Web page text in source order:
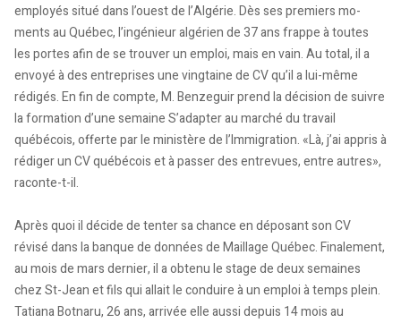
employés situé dans l’ouest de l’Algérie. Dès ses premiers mo­­­
ments au Québec, l’ingénieur algérien de 37 ans frap­pe à toutes
les portes afin de se trouver un emploi, mais en vain. Au total, il a
envoyé à des entreprises une vingtaine de CV qu’il a lui-même
rédigés. En fin de compte, M. Benzeguir prend la décision de suivre
la formation d’une semaine S’adapter au marché du travail
québécois, offerte par le ministère de l’Immigration. «Là, j’ai appris à
rédiger un CV québécois et à passer des entrevues, entre autres»,
raconte-t-il.
Après quoi il décide de tenter sa chance en déposant son CV
révisé dans la banque de données de Maillage Québec. Finalement,
au mois de mars dernier, il a obtenu le stage de deux semaines
chez St-Jean et fils qui allait le conduire à un emploi à temps plein.
Tatiana Botnaru, 26 ans, arrivée elle aussi depuis 14 mois au